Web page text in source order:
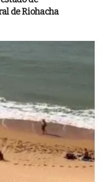
de Riohacha